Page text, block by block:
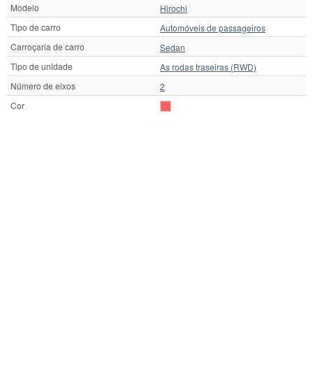
Modelo
Hirochi
Tipo de carro
Automóveis de passageiros
Carroçaria de carro
Sedan
Tipo de unidade
As rodas traseiras (RWD)
Número de eixos
2
Cor